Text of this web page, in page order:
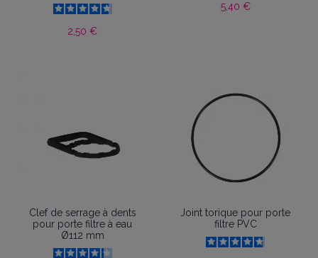
2,50 €
5,40 €
Clef de serrage à dents
pour porte filtre à eau
Ø112 mm
Joint torique pour porte
filtre PVC